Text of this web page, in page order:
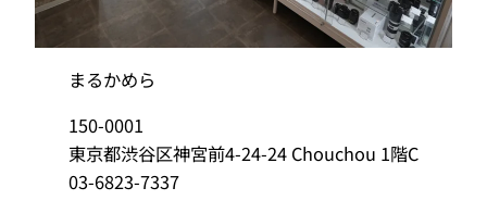
まるかめら
150-0001
東京都渋谷区神宮前4-24-24 Chouchou 1階C
03-6823-7337